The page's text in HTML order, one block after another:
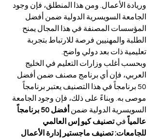
وريادة الأعمال. ومن هذا المنطلق، فإن وجود
الجامعة السويسرية الدولية ضمن أفضل
المؤسسات المصنفة في هذا المجال يمنح
الطلبة والمهنيين فرصة للارتباط بتجربة
تعليمية ذات بعد دولي واضح.
وبحسب أغلب وزارات التعليم في الخليج
العربي، فإن أي برنامج مصنف ضمن أفضل
50 برنامجاً في هذا التصنيف يعتبر برنامجاً
موصى به. وبناءً على ذلك، فإن وجود الجامعة
السويسرية الدولية ضمن
أفضل 50 برنامجاً
عالمياً في تصنيف كيو إس العالمي
للجامعات: تصنيف ماجستير إدارة الأعمال